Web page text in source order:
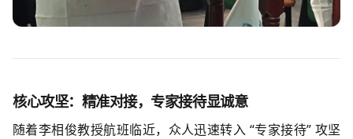
核心攻坚：精准对接，专家接待显诚意
随着李相俊教授航班临近，众人迅速转入 “专家接待” 攻坚